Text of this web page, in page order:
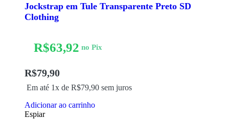
Jockstrap em Tule Transparente Preto SD
Clothing
R$79,90
Em até 1x de R$79,90 sem juros
R$63,92 no Pix
Adicionar ao carrinho
Espiar